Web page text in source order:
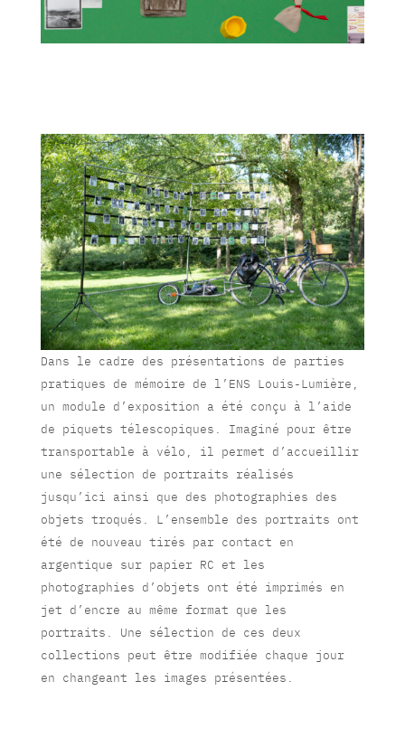
Dans le cadre des présentations de parties
pratiques de mémoire de l’ENS Louis-Lumière,
un module d’exposition a été conçu à l’aide
de piquets télescopiques. Imaginé pour être
transportable à vélo, il permet d’accueillir
une sélection de portraits réalisés
jusqu’ici ainsi que des photographies des
objets troqués. L’ensemble des portraits ont
été de nouveau tirés par contact en
argentique sur papier RC et les
photographies d’objets ont été imprimés en
jet d’encre au même format que les
portraits. Une sélection de ces deux
collections peut être modifiée chaque jour
en changeant les images présentées.